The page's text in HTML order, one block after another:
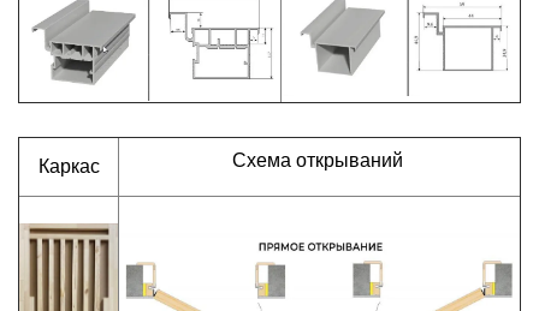
Каркас Схема открываний